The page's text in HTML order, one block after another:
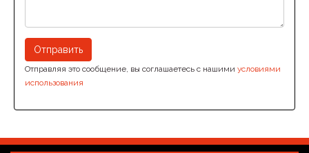
Отправляя это сообщение, вы соглашаетесь с нашими условиями
использования